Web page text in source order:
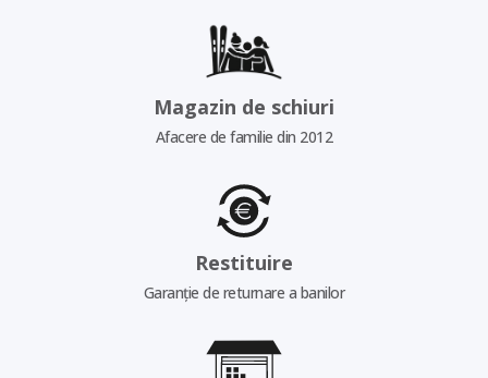
Magazin de schiuri
Afacere de familie din 2012
Restituire
Garanție de returnare a banilor